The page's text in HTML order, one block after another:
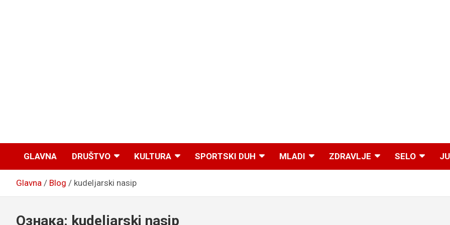
GLAVNA DRUŠTVO KULTURA SPORTSKI DUH MLADI ZDRAVLJE SELO
Glavna Blog kudeljarski nasip
Ознака: kudeljarski nasip